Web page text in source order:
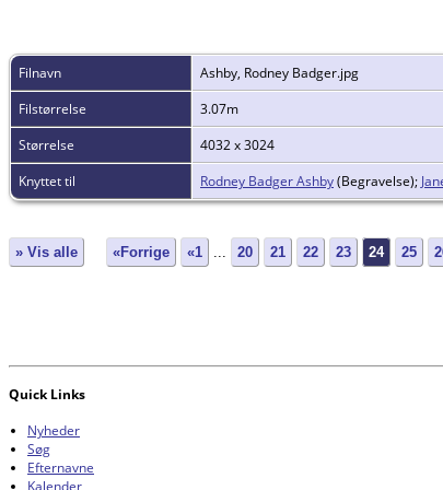
Filnavn
Ashby, Rodney Badger.jpg
Filstørrelse
3.07m
Størrelse
4032 x 3024
Knyttet til
Rodney Badger Ashby(Begravelse);
» Vis alle «Forrige «1 20 21 22 23 24 25
Quick Links
Nyheder
Søg
Efternavne